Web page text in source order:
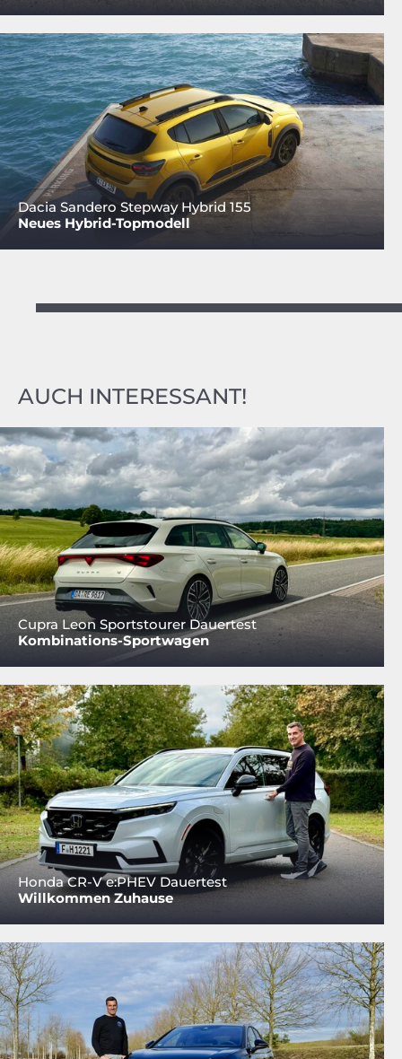
Dacia Sandero Stepway Hybrid 155
Neues Hybrid-Topmodell
AUCH INTERESSANT!
Cupra Leon Sportstourer Dauertest
Kombinations-Sportwagen
Honda CR-V e:PHEV Dauertest
Willkommen Zuhause